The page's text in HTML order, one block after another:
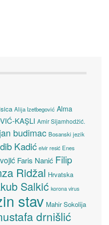
Alija Izetbegović Alma
KAŞLI Amir Sijamhodžić.
budimac Bosanski jezik
Kadić elvir resić Enes
Faris Nanić Filip
Ridžal Hrvatska
Salkić korona virus
stav Mahir Sokolija
drnišlić